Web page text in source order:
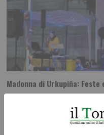
Madonna di Urkupiña:
a Torino le Feste commemorative